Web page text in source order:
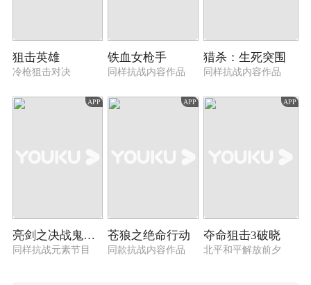
狙击英雄
冷枪狙击对决
铁血女枪手
同样抗战内容作品
猎杀：生死突围
同样抗战内容作品
APP
亮剑之决战鬼哭谷
同样抗战元素节目
APP
苍狼之绝命行动
同款抗战内容作品
APP
夺命狙击3破晓
北平和平解放前夕